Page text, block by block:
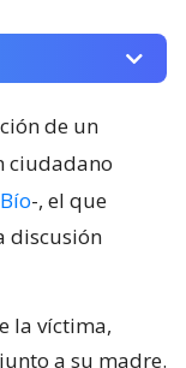
de un
ciudadano
-, el que
discusión
la víctima,
junto a su madre.